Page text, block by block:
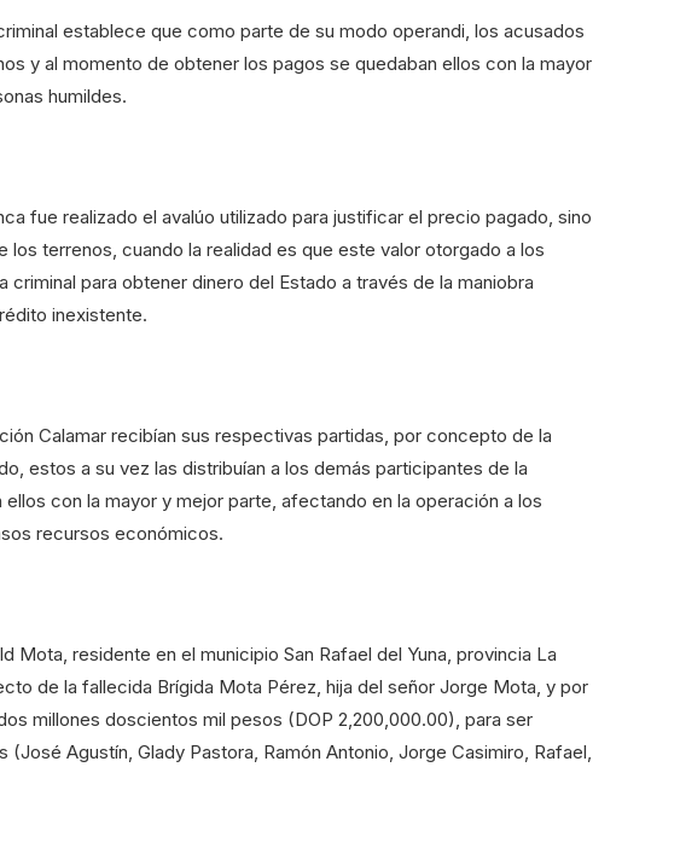
establece que como parte de su modo operandi, los acusados
y al momento de obtener los pagos se quedaban ellos con la mayor
humildes.
fue realizado el avalúo utilizado para justificar el precio pagado, sino
los terrenos, cuando la realidad es que este valor otorgado a los
para obtener dinero del Estado a través de la maniobra
inexistente.
Calamar recibían sus respectivas partidas, por concepto de la
estos a su vez las distribuían a los demás participantes de la
con la mayor y mejor parte, afectando en la operación a los
recursos económicos.
Mota, residente en el municipio San Rafael del Yuna, provincia La
de la fallecida Brígida Mota Pérez, hija del señor Jorge Mota, y por
millones doscientos mil pesos (DOP 2,200,000.00), para ser
Agustín, Glady Pastora, Ramón Antonio, Jorge Casimiro, Rafael,